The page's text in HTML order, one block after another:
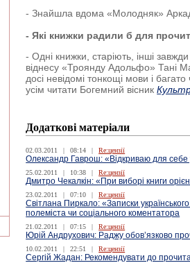
- Знайшла вдома «Молодняк»
- Які книжки радили б для
- Одні книжки, старіють, інші
віднесу «Троянду Адольфо» Тані
досі невідомі тонкощі мови і
усім читати Богемний вісник
Додаткові матеріали
02.03.2011 | 08:14 | Re:цензії
Олександр Гаврош: «Відкриваю для себе
25.02.2011 | 10:38 | Re:цензії
Дмитро Чекалкін: «При виборі книги
23.02.2011 | 07:10 | Re:цензії
Світлана Пиркало: «Записки
полеміста чи соціального коментатора
21.02.2011 | 07:15 | Re:цензії
Юрій Андрухович: Раджу обов’язково
10.02.2011 | 22:51 | Re:цензії
Сергій Жадан: Рекомендувати до